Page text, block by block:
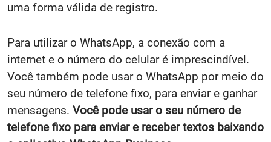
uma forma válida de registro.
Para utilizar o WhatsApp, a conexão com a
internet e o número do celular é imprescindível.
Você também pode usar o WhatsApp por meio do
seu número de telefone fixo, para enviar e ganhar
mensagens. Você pode usar o seu número de
telefone fixo para enviar e receber textos baixando